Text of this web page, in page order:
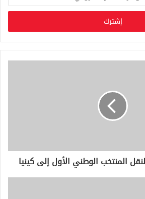
المنتخب الوطني الأول إلى كينيا